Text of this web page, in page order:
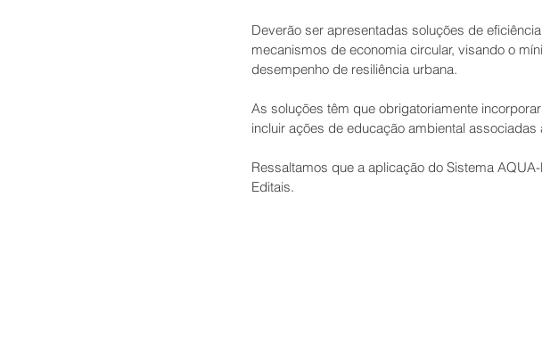
Deverão ser apresentadas soluções de
mecanismos de economia circular, visando o
desempenho de resiliência urbana.
As soluções têm que obrigatoriamente
incluir ações de educação ambiental
Ressaltamos que a aplicação do Sistema
Editais.